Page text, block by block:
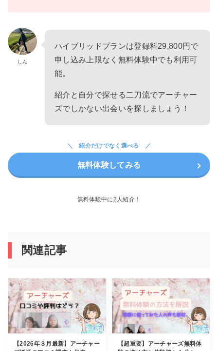
しん
ハイブリッドプランは登録料29,800円で
申し込み上限なく無料体験中でも利用可
能。
紹介と自分で探せる二刀流でアーチャー
ズでしかない出会いを探しましょう！
紹介だけでなく選べる
無料体験してみる
無料体験中に2人紹介！
関連記事
【2026年３月最新】アーチャー
【超重要】アーチャーズ無料体